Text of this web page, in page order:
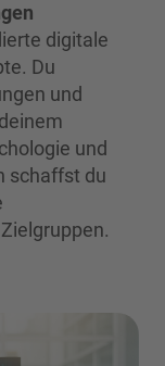
digitale
Du
und
und
schaffst du